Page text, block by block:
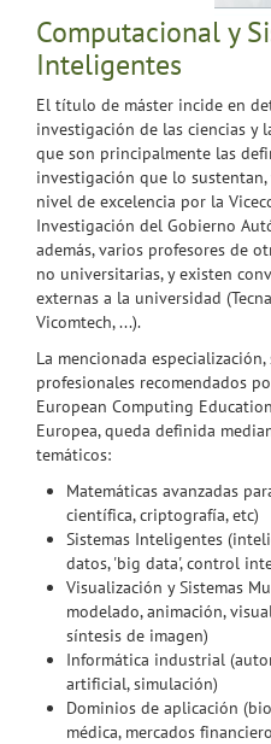
Computacional y
Inteligentes
El título de máster incide en
investigación de las ciencias y
que son principalmente las
investigación que lo
nivel de excelencia por la
Investigación del Gobierno
además, varios profesores de
no universitarias, y existen
externas a la universidad
Vicomtech, ...).
La mencionada
profesionales recomendados
European Computing
Europea, queda definida
temáticos:
Matemáticas avanzadas
científica, criptografía, etc)
Sistemas Inteligentes
datos, 'big data', control
Visualización y Sistemas
modelado, animación,
síntesis de imagen)
Informática industrial
artificial, simulación)
Dominios de aplicación
médica, mercados